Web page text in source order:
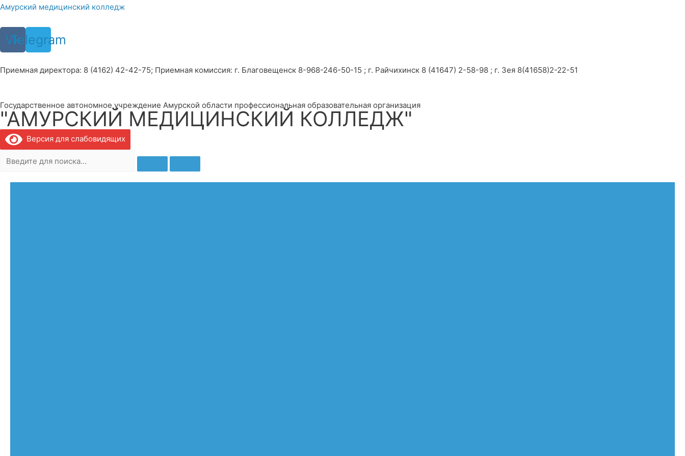
Перейти
содержимому
Амурский медицинский колледж
Vk
Telegram
Приемная директора: 8 (4162) 42-42-75; Приемная комиссия: г. Благовещенск 8-968-246-50-15 ; г. Райчихинск 8 (41647) 2-58-98 ; г. Зея 8(41658)2-22-51
Государственное автономное учреждение Амурской области профессиональная образовательная организация
"АМУРСКИЙ МЕДИЦИНСКИЙ КОЛЛЕДЖ"
Версия для слабовидящих